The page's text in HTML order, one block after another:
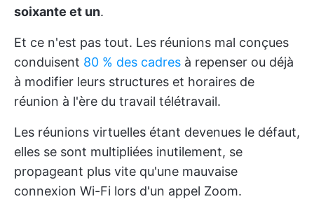
soixante et un.
Et ce n'est pas tout. Les réunions mal conçues
conduisent 80 % des cadres à repenser ou déjà
à modifier leurs structures et horaires de
réunion à l'ère du travail télétravail.
Les réunions virtuelles étant devenues le défaut,
elles se sont multipliées inutilement, se
propageant plus vite qu'une mauvaise
connexion Wi-Fi lors d'un appel Zoom.